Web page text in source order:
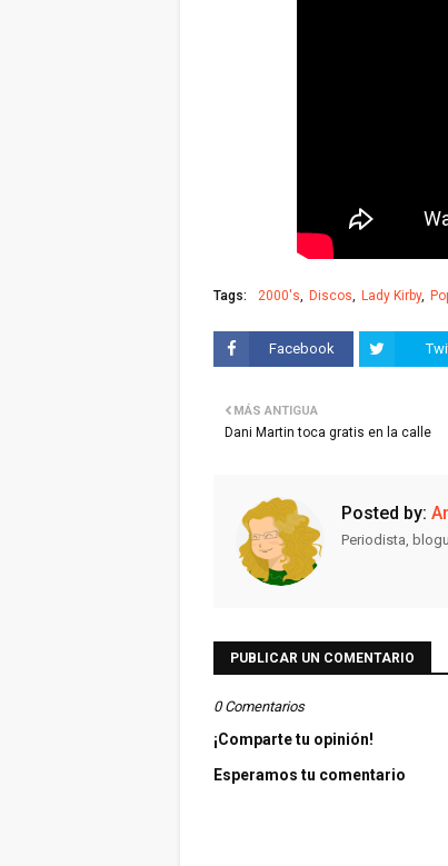
Tags: 2000's Discos Lady Kirby
Facebook
MÁS ANTIGUA
Dani Martin toca gratis en la calle
Posted by:
Periodista,
PUBLICAR UN COMENTARIO
0 Comentarios
¡Comparte tu opinión!
Esperamos tu comentario